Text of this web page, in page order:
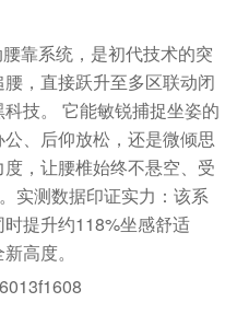
靠系统，是初代技术的突
，直接跃升至多区联动闭
技。 它能敏锐捕捉坐姿的
、后仰放松，还是微倾思
，让腰椎始终不悬空、受
实测数据印证实力：该系
提升约118%坐感舒适
高度。